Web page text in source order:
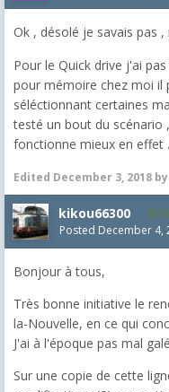
Ok , désolé je savais pas
Pour le Quick drive j'ai
pour mémoire chez moi il
séléctionnant certaines
testé un bout du scénario
fonctionne mieux en effet .
Edited December 3, 2018
kikou66300
Posted December 4,
Bonjour à tous,
Très bonne initiative le
la-Nouvelle, en ce qui
J'ai à l'époque pas mal
Sur une copie de cette